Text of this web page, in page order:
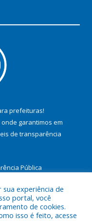
prefeituras!
garantimos em
de transparência
Pública
Municipal de
experiência de
portal, você
de cookies.
isso é feito, acesse